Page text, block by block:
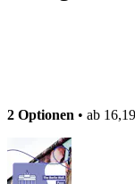
2 Optionen • ab